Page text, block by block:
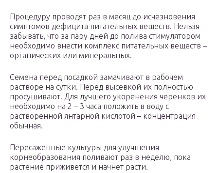
Процедуру проводят раз в месяц до исчезновения
симптомов дефицита питательных веществ. Нельзя
забывать, что за пару дней до полива стимулятором
необходимо внести комплекс питательных веществ –
органических или минеральных.
Семена перед посадкой замачивают в рабочем
растворе на сутки. Перед высевкой их полностью
просушивают. Для лучшего укоренения черенков их
необходимо на 2 – 3 часа положить в воду с
растворенной янтарной кислотой – концентрация
обычная.
Пересаженные культуры для улучшения
корнеобразования поливают раз в неделю, пока
растение приживется и начнет расти.